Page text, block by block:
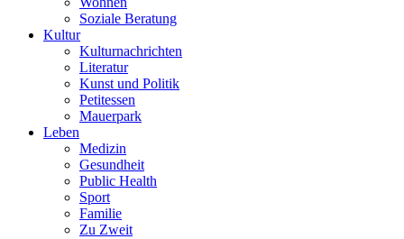
Soziale Beratung
Kultur
Kulturnachrichten
Literatur
Kunst und Politik
Petitessen
Mauerpark
Leben
Medizin
Gesundheit
Public Health
Sport
Familie
Zu Zweit